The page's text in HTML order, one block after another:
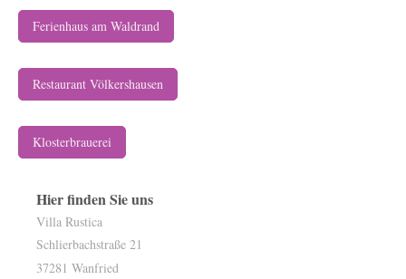
Ferienhaus am Waldrand
Restaurant Völkershausen
Klosterbrauerei
Hier finden Sie uns
Villa Rustica
Schlierbachstraße 21
37281 Wanfried